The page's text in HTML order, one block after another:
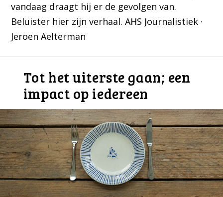
vandaag draagt hij er de gevolgen van.
Beluister hier zijn verhaal. AHS Journalistiek ·
Jeroen Aelterman
Tot het uiterste gaan; een
impact op iedereen